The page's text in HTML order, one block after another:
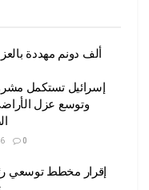
إسرائيل تستكمل
وتوسع عزل
0
إقرار مخطط توسعي